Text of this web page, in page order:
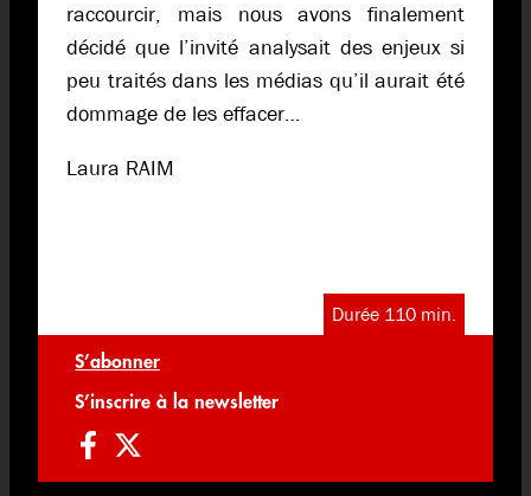
raccourcir, mais nous avons finalement
décidé que l’invité analysait des enjeux si
peu traités dans les médias qu’il aurait été
dommage de les effacer…
Laura RAIM
Durée 110 min.
S’abonner
S’inscrire à la newsletter